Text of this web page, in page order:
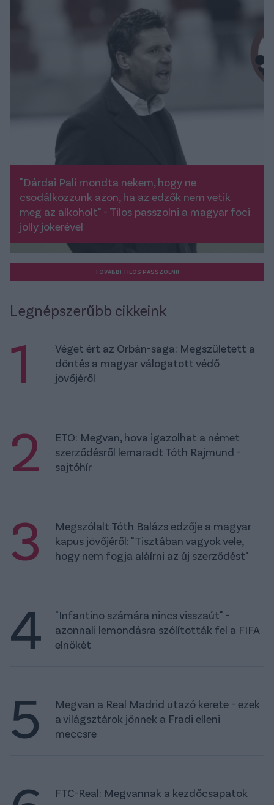
"Dárdai Pali mondta nekem, hogy ne
csodálkozzunk azon, ha az edzők nem vetik
meg az alkoholt" - Tilos passzolni a magyar foci
jolly jokerével
TOVÁBBI TILOS PASSZOLNI!
Legnépszerűbb cikkeink
1
Véget ért az Orbán-saga: Megszületett a
döntés a magyar válogatott védő
jövőjéről
2
ETO: Megvan, hova igazolhat a német
szerződésről lemaradt Tóth Rajmund -
sajtóhír
3
Megszólalt Tóth Balázs edzője a magyar
kapus jövőjéről: "Tisztában vagyok vele,
hogy nem fogja aláírni az új szerződést"
4
"Infantino számára nincs visszaút" -
azonnali lemondásra szólították fel a FIFA
elnökét
5
Megvan a Real Madrid utazó kerete - ezek
a világsztárok jönnek a Fradi elleni
meccsre
FTC-Real: Megvannak a kezdőcsapatok